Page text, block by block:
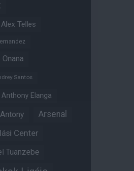
Alex Telles
Santos
Anthony Elanga
Antony Arsenal
Center
Tuanzebe